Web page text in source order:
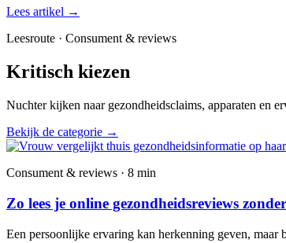
Lees artikel →
Leesroute · Consument & reviews
Kritisch kiezen
Nuchter kijken naar gezondheidsclaims, apparaten en
Bekijk de categorie →
Consument & reviews · 8 min
Zo lees je online gezondheidsreviews
Een persoonlijke ervaring kan herkenning geven,